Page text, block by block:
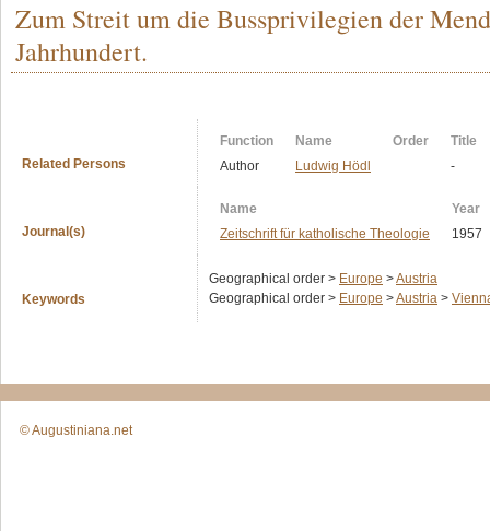
Zum Streit um die Bussprivilegien der
Jahrhundert.
Related Persons
Function Name Order
Title
Author
Ludwig Hödl -
Journal(s)
Name
Year
Zeitschrift für katholische Theologie
1957
Keywords
Geographical order > Europe >Austria
Geographical order > Europe >Austria >
© Augustiniana.net